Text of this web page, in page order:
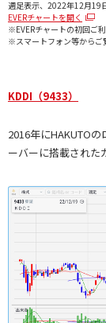
週足表示、2022年12月19
EVERチャートを開く
※EVERチャートの初回ご
※スマートフォン等からご
KDDI（9433）
2016年にHAKUTO
ーバーに搭載された